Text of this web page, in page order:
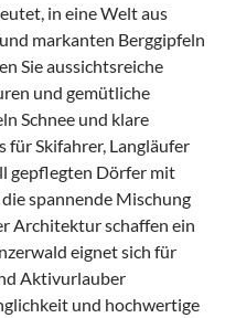
in eine Welt aus
markanten Berggipfeln
Sie aussichtsreiche
und gemütliche
Schnee und klare
für Skifahrer, Langläufer
gepflegten Dörfer mit
spannende Mischung
Architektur schaffen ein
eignet sich für
Aktivurlauber
und hochwertige